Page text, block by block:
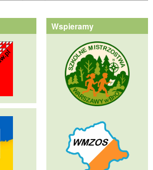
Wspieramy